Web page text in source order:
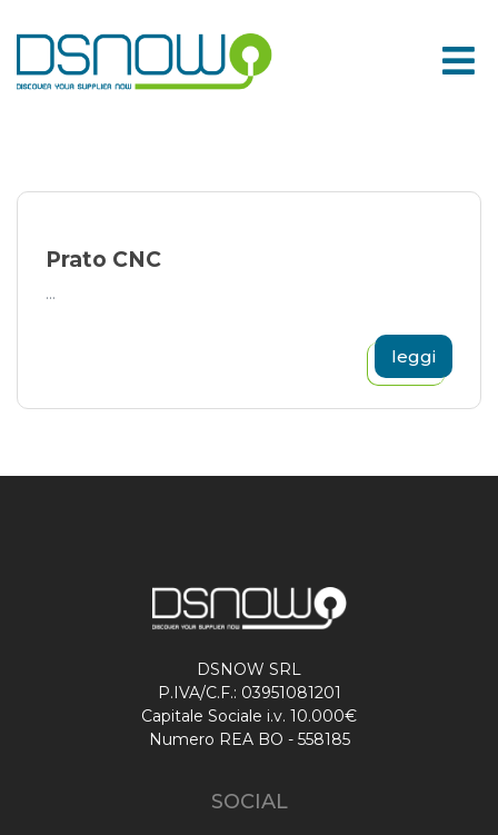
to
content
Prato CNC
...
leggi
DSNOW SRL
P.IVA/C.F.: 03951081201
Capitale Sociale i.v. 10.000€
Numero REA BO - 558185
SOCIAL